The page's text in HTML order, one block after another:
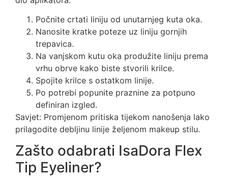
Počnite crtati liniju od unutarnjeg kuta oka.
Nanosite kratke poteze uz liniju gornjih
trepavica.
Na vanjskom kutu oka produžite liniju prema
vrhu obrve kako biste stvorili krilce.
Spojite krilce s ostatkom linije.
Po potrebi popunite praznine za potpuno
definiran izgled.
Savjet: Promjenom pritiska tijekom nanošenja lako
prilagodite debljinu linije željenom makeup stilu.
Zašto odabrati IsaDora Flex
Tip Eyeliner?